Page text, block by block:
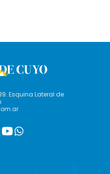
Esquina Lateral de